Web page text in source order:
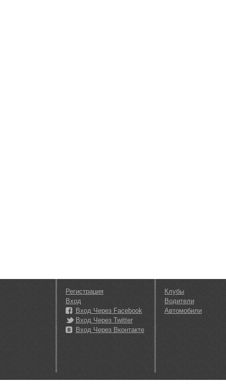
Регистрация
Вход
Вход Через Facebook
Вход Через Twitter
Вход Через Вконтакте
Клубы
Водители
Автомобили